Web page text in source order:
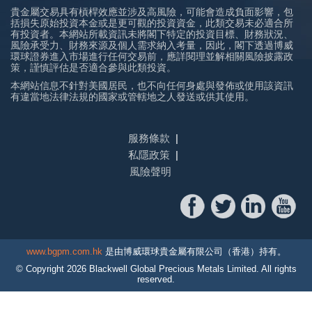
貴金屬交易具有槓桿效應並涉及高風險，可能會造成負面影響，包
括損失原始投資本金或是更可觀的投資資金，此類交易未必適合所
有投資者。本網站所載資訊未將閣下特定的投資目標、財務狀況、
風險承受力、財務來源及個人需求納入考量，因此，閣下透過博威
環球證券進入市場進行任何交易前，應詳閱理並解相關風險披露政
策，謹慎評估是否適合參與此類投資。
本網站信息不針對美國居民，也不向任何身處與發佈或使用該資訊
有違當地法律法規的國家或管轄地之人發送或供其使用。
服務條款
私隱政策
風險聲明
www.bgpm.com.hk是由博威環球貴金屬有限公司（香港）持有。
© Copyright 2026Blackwell Global Precious Metals Limited. All rights
reserved.